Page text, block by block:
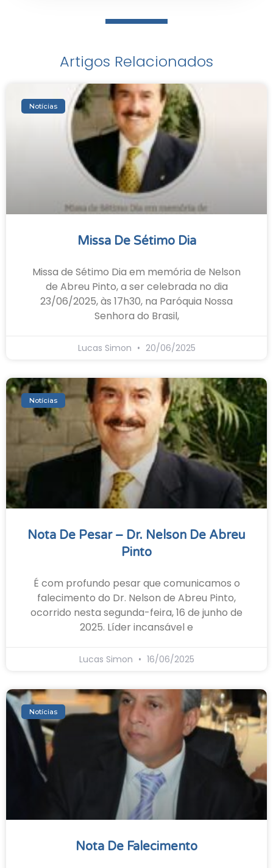
Artigos Relacionados
Notícias
Missa De Sétimo Dia
Missa de Sétimo Dia em memória de Nelson
de Abreu Pinto, a ser celebrada no dia
23/06/2025, às 17h30, na Paróquia Nossa
Senhora do Brasil,
Lucas Simon 20/06/2025
Notícias
Nota De Pesar – Dr. Nelson De Abreu
Pinto
É com profundo pesar que comunicamos o
falecimento do Dr. Nelson de Abreu Pinto,
ocorrido nesta segunda-feira, 16 de junho de
2025. Líder incansável e
Lucas Simon 16/06/2025
Notícias
Nota De Falecimento